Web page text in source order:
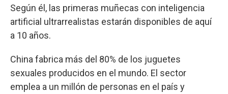
Según él, las primeras muñecas con inteligencia
artificial ultrarrealistas estarán disponibles de aquí
a 10 años.
China fabrica más del 80% de los juguetes
sexuales producidos en el mundo. El sector
emplea a un millón de personas en el país y